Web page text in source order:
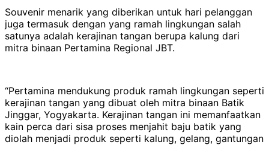
Souvenir menarik yang diberikan untuk hari pelanggan
juga termasuk dengan yang ramah lingkungan salah
satunya adalah kerajinan tangan berupa kalung dari
mitra binaan Pertamina Regional JBT.
“Pertamina mendukung produk ramah lingkungan seperti
kerajinan tangan yang dibuat oleh mitra binaan Batik
Jinggar, Yogyakarta. Kerajinan tangan ini memanfaatkan
kain perca dari sisa proses menjahit baju batik yang
diolah menjadi produk seperti kalung, gelang, gantungan